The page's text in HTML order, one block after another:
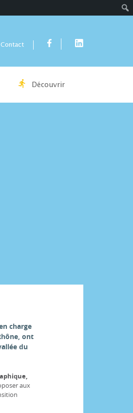
Contact
Découvrir
charge
ont
du
aux